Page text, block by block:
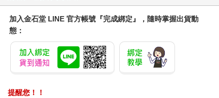
加入金石堂 LINE 官方帳號『完成綁定』，隨時掌握出貨動
態：
提醒您！！